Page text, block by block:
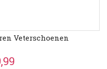
Veterschoenen